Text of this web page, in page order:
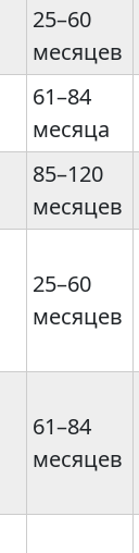
25–60
месяцев
61–84
месяца
85–120
месяцев
25–60
месяцев
61–84
месяцев